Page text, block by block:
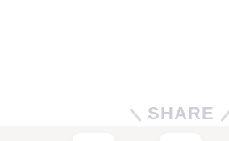
SHARE